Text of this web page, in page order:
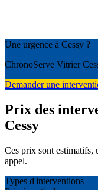
Une urgence à Cessy ?
ChronoServe Vitrier
Demander une
Prix des
Cessy
Ces prix sont estimatifs,
appel.
Types d'interventions